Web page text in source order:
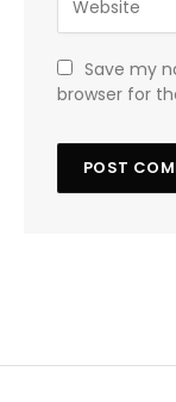
Save my
browser for